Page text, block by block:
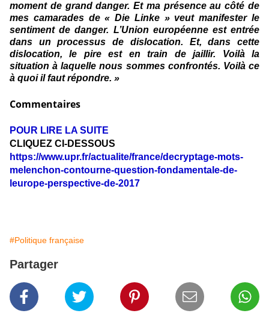
moment de grand danger. Et ma présence au côté de
mes camarades de « Die Linke » veut manifester le
sentiment de danger. L’Union européenne est entrée
dans un processus de dislocation. Et, dans cette
dislocation, le pire est en train de jaillir. Voilà la
situation à laquelle nous sommes confrontés. Voilà ce
à quoi il faut répondre. »
Commentaires
POUR LIRE LA SUITE
CLIQUEZ CI-DESSOUS
https://www.upr.fr/actualite/france/decryptage-mots-
melenchon-contourne-question-fondamentale-de-
leurope-perspective-de-2017
#Politique française
Partager